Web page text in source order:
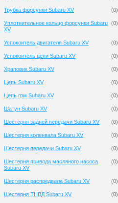
Трубка форсунки Subaru XV (0)
Уплотнительное кольцо форсунки Subaru
XV
(0)
Успокоитель двигателя Subaru XV (0)
Успокоитель цепи Subaru XV (0)
Храповик Subaru XV (0)
Цепь Subaru XV (0)
Цепь грм Subaru XV (0)
Шатун Subaru XV (0)
Шестерня задней передачи Subaru XV (0)
Шестерня коленвала Subaru XV (0)
Шестерня передачи Subaru XV (0)
Шестерня привода масляного насоса
Subaru XV
(0)
Шестерня распредвала Subaru XV (0)
Шестерня ТНВД Subaru XV (0)